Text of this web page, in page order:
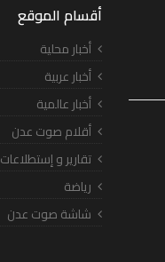
أقسام الموقع
أخبار محلية
أخبار عربية
أخبار عالمية
أقلام صوت عدن
تقارير و إستطلاعات
رياضة
شاشة صوت عدن